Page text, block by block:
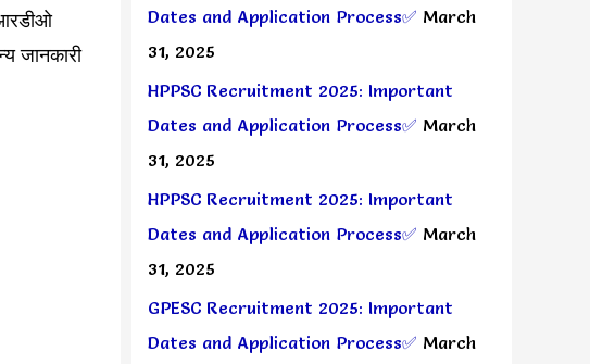
जानकारी
Dates and Application Process✅ March
31, 2025
HPPSC Recruitment 2025: Important
Dates and Application Process✅ March
31, 2025
HPPSC Recruitment 2025: Important
Dates and Application Process✅ March
31, 2025
GPESC Recruitment 2025: Important
Dates and Application Process✅ March